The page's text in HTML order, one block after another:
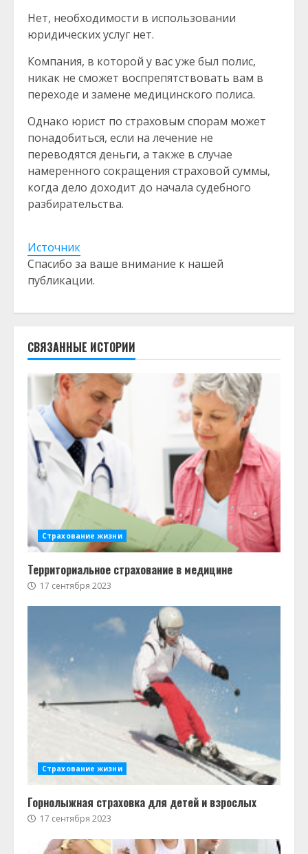
Нет, необходимости в использовании
юридических услуг нет.
Компания, в которой у вас уже был полис,
никак не сможет воспрепятствовать вам в
переходе и замене медицинского полиса.
Однако юрист по страховым спорам может
понадобиться, если на лечение не
переводятся деньги, а также в случае
намеренного сокращения страховой суммы,
когда дело доходит до начала судебного
разбирательства.
Источник
Спасибо за ваше внимание к нашей
публикации.
СВЯЗАННЫЕ ИСТОРИИ
Страхование жизни
Территориальное страхование в медицине
17 сентября 2023
Страхование жизни
Горнолыжная страховка для детей и взрослых
17 сентября 2023